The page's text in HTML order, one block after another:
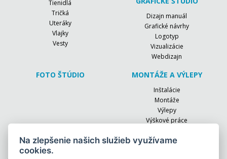
Tienidlá
Tričká
Uteráky
Vlajky
Vesty
Dizajn manuál
Grafické návrhy
Logotyp
Vizualizácie
Webdizajn
FOTO ŠTÚDIO MONTÁŽE A VÝLEPY
Inštalácie
Montáže
Výlepy
Výškové práce
EVENTY
Firemné akcie
RÚŠKA
Na zlepšenie našich služieb využívame
cookies.